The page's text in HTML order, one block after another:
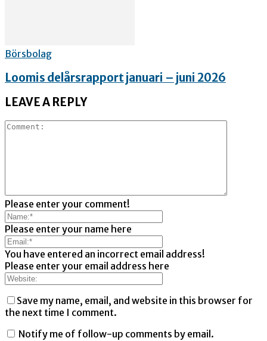
Börsbolag
Loomis delårsrapport januari – juni 2026
LEAVE A REPLY
Please enter your comment!
Please enter your name here
You have entered an incorrect email address!
Please enter your email address here
Save my name, email, and website in this browser for
the next time I comment.
Notify me of follow-up comments by email.